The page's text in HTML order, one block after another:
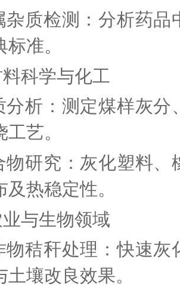
杂质检测：分析药品
准。
科学与化工
分析：测定煤样灰分
艺。
物研究：灰化塑料、
及热稳定性。
与生物领域
物秸秆处理：快速灰
壤改良效果。